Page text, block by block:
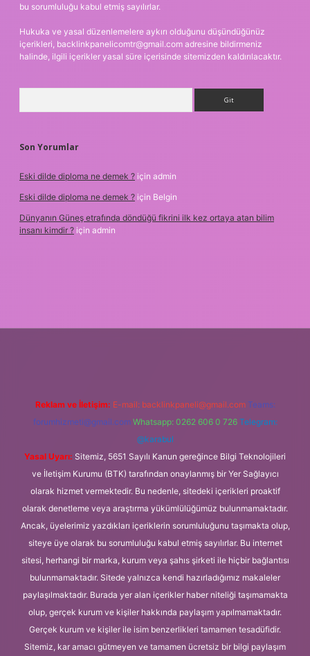
bu sorumluluğu kabul etmiş sayılırlar.
Hukuka ve yasal düzenlemelere aykırı olduğunu düşündüğünüz
içerikleri, backlinkpanelicomtr@gmail.com adresine bildirmeniz
halinde, ilgili içerikler yasal süre içerisinde sitemizden kaldırılacaktır.
Son Yorumlar
Eski dilde diploma ne demek ? için admin
Eski dilde diploma ne demek ? için Belgin
Dünyanın Güneş etrafında döndüğü fikrini ilk kez ortaya atan bilim
insanı kimdir ? için admin
Reklam ve İletişim: E-mail: backlinkpaneli@gmail.com Teams:
forumhizmeti@gmail.com Whatsapp: 0262 606 0 726 Telegram:
@karabul
Yasal Uyarı: Sitemiz, 5651 Sayılı Kanun gereğince Bilgi Teknolojileri
ve İletişim Kurumu (BTK) tarafından onaylanmış bir Yer Sağlayıcı
olarak hizmet vermektedir. Bu nedenle, sitedeki içerikleri proaktif
olarak denetleme veya araştırma yükümlülüğümüz bulunmamaktadır.
Ancak, üyelerimiz yazdıkları içeriklerin sorumluluğunu taşımakta olup,
siteye üye olarak bu sorumluluğu kabul etmiş sayılırlar. Bu internet
sitesi, herhangi bir marka, kurum veya şahıs şirketi ile hiçbir bağlantısı
bulunmamaktadır. Sitede yalnızca kendi hazırladığımız makaleler
paylaşılmaktadır. Burada yer alan içerikler haber niteliği taşımamakta
olup, gerçek kurum ve kişiler hakkında paylaşım yapılmamaktadır.
Gerçek kurum ve kişiler ile isim benzerlikleri tamamen tesadüfidir.
Sitemiz, kar amacı gütmeyen ve tamamen ücretsiz bir bilgi paylaşım